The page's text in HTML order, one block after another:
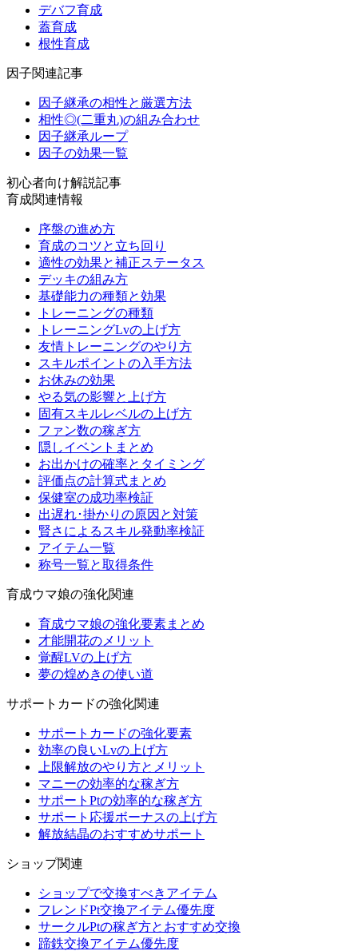
デバフ育成
蓋育成
根性育成
因子関連記事
因子継承の相性と厳選方法
相性◎(二重丸)の組み合わせ
因子継承ループ
因子の効果一覧
初心者向け解説記事
育成関連情報
序盤の進め方
育成のコツと立ち回り
適性の効果と補正ステータス
デッキの組み方
基礎能力の種類と効果
トレーニングの種類
トレーニングLvの上げ方
友情トレーニングのやり方
スキルポイントの入手方法
お休みの効果
やる気の影響と上げ方
固有スキルレベルの上げ方
ファン数の稼ぎ方
隠しイベントまとめ
お出かけの確率とタイミング
評価点の計算式まとめ
保健室の成功率検証
出遅れ･掛かりの原因と対策
賢さによるスキル発動率検証
アイテム一覧
称号一覧と取得条件
育成ウマ娘の強化関連
育成ウマ娘の強化要素まとめ
才能開花のメリット
覚醒LVの上げ方
夢の煌めきの使い道
サポートカードの強化関連
サポートカードの強化要素
効率の良いLvの上げ方
上限解放のやり方とメリット
マニーの効率的な稼ぎ方
サポートPtの効率的な稼ぎ方
サポート応援ボーナスの上げ方
解放結晶のおすすめサポート
ショップ関連
ショップで交換すべきアイテム
フレンドPt交換アイテム優先度
サークルPtの稼ぎ方とおすすめ交換
蹄鉄交換アイテム優先度